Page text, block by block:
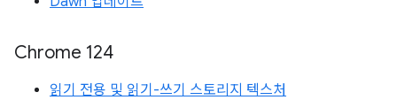
Chrome 124
읽기 전용 및 읽기-쓰기 스토리지 텍스처